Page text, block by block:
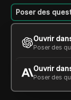
Poser des
Ouvrir
Poser des
Ouvrir
Poser des
Ana Costa
07 oct.
Copy Link